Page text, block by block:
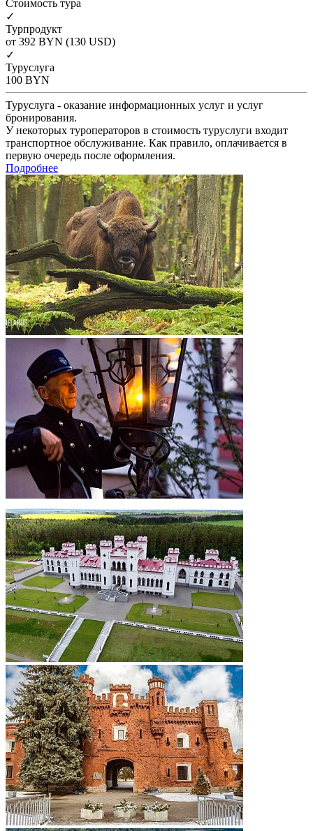
Cтоимость тура
✓
Турпродукт
от 392 BYN (130 USD)
✓
Туруслуга
100 BYN
Туруслуга - оказание информационных услуг и услуг
бронирования.
У некоторых туроператоров в стоимость туруслуги входит
транспортное обслуживание. Как правило, оплачивается в
первую очередь после оформления.
Подробнее